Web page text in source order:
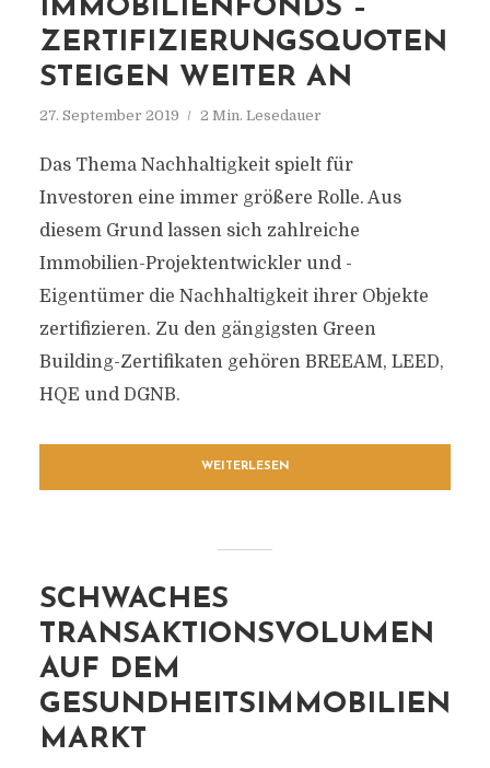
IMMOBILIENFONDS –
ZERTIFIZIERUNGSQUOTEN
STEIGEN WEITER AN
27. September 2019 2 Min. Lesedauer
Das Thema Nachhaltigkeit spielt für
Investoren eine immer größere Rolle. Aus
diesem Grund lassen sich zahlreiche
Immobilien-Projektentwickler und -
Eigentümer die Nachhaltigkeit ihrer Objekte
zertifizieren. Zu den gängigsten Green
Building-Zertifikaten gehören BREEAM, LEED,
HQE und DGNB.
WEITERLESEN
SCHWACHES
TRANSAKTIONSVOLUMEN
AUF DEM
GESUNDHEITSIMMOBILIEN
MARKT